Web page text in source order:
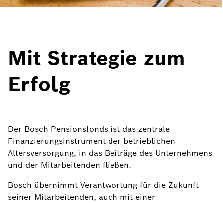
Mit Strategie zum
Erfolg
Der Bosch Pensionsfonds ist das zentrale
Finanzierungsinstrument der betrieblichen
Altersversorgung, in das Beiträge des Unternehmens
und der Mitarbeitenden fließen.
Bosch übernimmt Verantwortung für die Zukunft
seiner Mitarbeitenden, auch mit einer